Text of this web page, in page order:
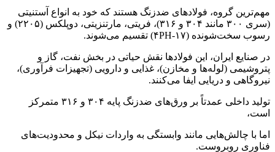
مهم‌ترین گروه، فولادهای ضدزنگ هستند که خود به انواع آستنیتی
(سری ۳۰۰ مانند ۳۰۴ و ۳۱۶)، فریتی، مارتنزیتی، دوپلکس (۲۲۰۵) و
رسوب سخت‌شونده (۱۷-۴PH) تقسیم می‌شوند.
در صنایع ایران، این فولادها نقش حیاتی در بخش نفت، گاز و
پتروشیمی (لوله‌ها و مخازن)، غذایی و دارویی (تجهیزات فرآوری)،
نیروگاهی و دریایی ایفا می‌کنند.
تولید داخلی عمدتاً بر ورق‌های ضدزنگ پایه ۳۰۴ و ۳۱۶ متمرکز
است،
اما با چالش‌هایی مانند وابستگی به واردات نیکل و محدودیت‌های
فناوری روبروست.